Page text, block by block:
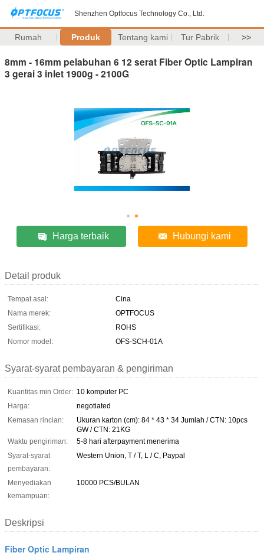
Shenzhen Optfocus Technology Co., Ltd.
Rumah Produk Tentang kami Tur Pabrik >>
8mm - 16mm pelabuhan 6 12 serat Fiber Optic Lampiran
3 gerai 3 inlet 1900g - 2100G
Harga terbaik Hubungi kami
Detail produk
Tempat asal:
Cina
Nama merek:
OPTFOCUS
Sertifikasi:
ROHS
Nomor model:
OFS-SCH-01A
Syarat-syarat pembayaran & pengiriman
Kuantitas min Order: 10 komputer PC
Harga:
negotiated
Kemasan rincian:
Ukuran karton (cm): 84 * 43 * 34 Jumlah / CTN: 10pcs
GW / CTN: 21KG
Waktu pengiriman:
5-8 hari afterpayment menerima
Syarat-syarat
pembayaran:
Western Union, T / T, L / C, Paypal
Menyediakan
kemampuan:
10000 PCS/BULAN
Deskripsi
Fiber Optic Lampiran